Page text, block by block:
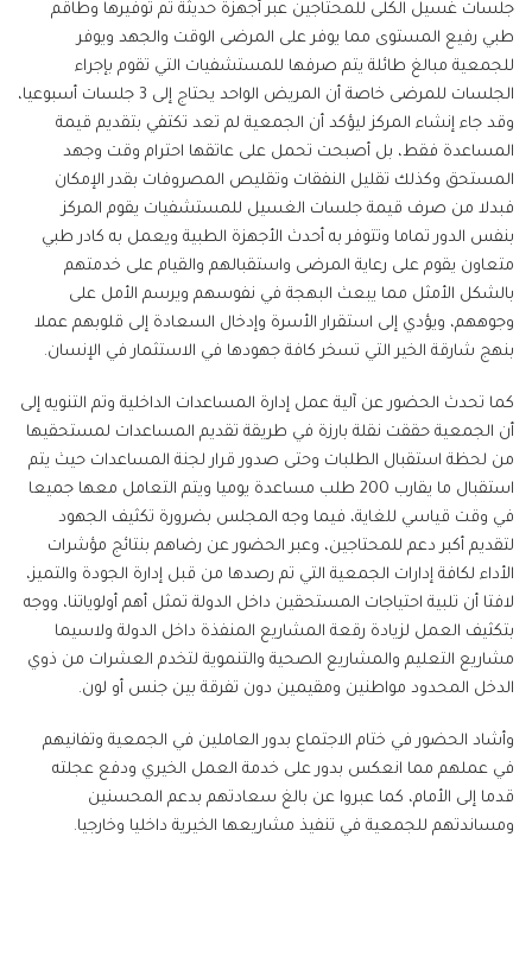
جلسات غسيل الكلى للمحتاجين عبر أجهزة حديثة تم توفيرها وطاقم
طبي رفيع المستوى مما يوفر على المرضى الوقت والجهد ويوفر
للجمعية مبالغ طائلة يتم صرفها للمستشفيات التي تقوم بإجراء
الجلسات للمرضى خاصة أن المريض الواحد يحتاج إلى 3 جلسات أسبوعيا،
وقد جاء إنشاء المركز ليؤكد أن الجمعية لم تعد تكتفي بتقديم قيمة
المساعدة فقط، بل أصبحت تحمل على عاتقها احترام وقت وجهد
المستحق وكذلك تقليل النفقات وتقليص المصروفات بقدر الإمكان
فبدلا من صرف قيمة جلسات الغسيل للمستشفيات يقوم المركز
بنفس الدور تماما وتتوفر به أحدث الأجهزة الطبية ويعمل به كادر طبي
متعاون يقوم على رعاية المرضى واستقبالهم والقيام على خدمتهم
بالشكل الأمثل مما يبعث البهجة في نفوسهم ويرسم الأمل على
وجوههم، ويؤدي إلى استقرار الأسرة وإدخال السعادة إلى قلوبهم عملا
بنهج شارقة الخير التي تسخر كافة جهودها في الاستثمار في الإنسان.
كما تحدث الحضور عن آلية عمل إدارة المساعدات الداخلية وتم التنويه إلى
أن الجمعية حققت نقلة بارزة في طريقة تقديم المساعدات لمستحقيها
من لحظة استقبال الطلبات وحتى صدور قرار لجنة المساعدات حيث يتم
استقبال ما يقارب 200 طلب مساعدة يوميا ويتم التعامل معها جميعا
في وقت قياسي للغاية، فيما وجه المجلس بضرورة تكثيف الجهود
لتقديم أكبر دعم للمحتاجين، وعبر الحضور عن رضاهم بنتائج مؤشرات
الأداء لكافة إدارات الجمعية التي تم رصدها من قبل إدارة الجودة والتميز،
لافتا أن تلبية احتياجات المستحقين داخل الدولة تمثل أهم أولوياتنا، ووجه
بتكثيف العمل لزيادة رقعة المشاريع المنفذة داخل الدولة ولاسيما
مشاريع التعليم والمشاريع الصحية والتنموية لتخدم العشرات من ذوي
الدخل المحدود مواطنين ومقيمين دون تفرقة بين جنس أو لون.
وأشاد الحضور في ختام الاجتماع بدور العاملين في الجمعية وتفانيهم
في عملهم مما انعكس بدور على خدمة العمل الخيري ودفع عجلته
قدما إلى الأمام، كما عبروا عن بالغ سعادتهم بدعم المحسنين
ومساندتهم للجمعية في تنفيذ مشاريعها الخيرية داخليا وخارجيا.